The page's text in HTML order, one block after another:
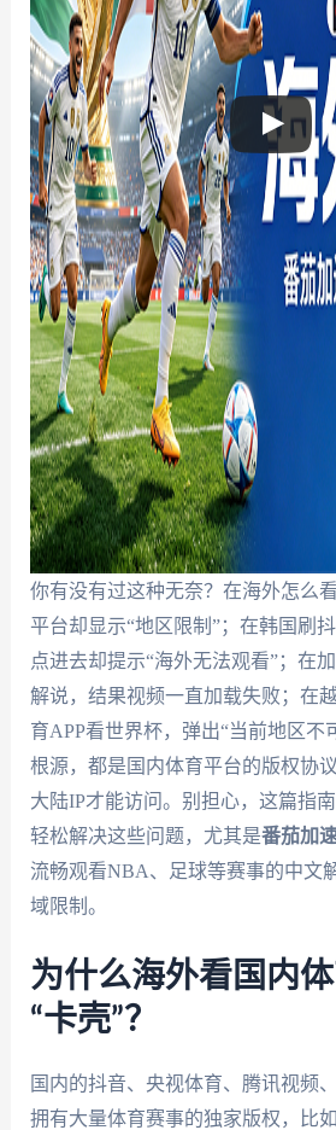
你有没有过这种无奈？在海外怎么
平台却显示“地区限制”；在韩国刷
点进去却提示“海外无法观看”；在
解说，结果视频一直加载失败；在
育APP看世界杯，弹出“当前地区不
根源，都是国内体育平台的版权协
大陆IP才能访问。别担心，这篇指
轻松解决这些问题，尤其是番茄加
流畅观看NBA、足球等赛事的中文
域限制。
为什么海外看国内
“卡壳”？
国内的抖音、央视体育、腾讯视频
拥有大量体育赛事的独家版权，比